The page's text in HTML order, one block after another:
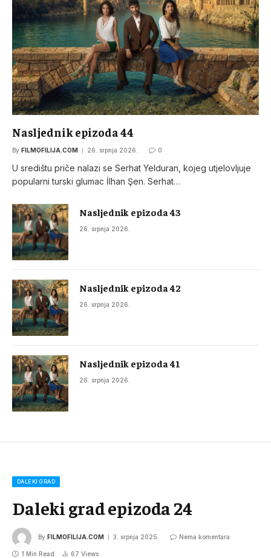
Nasljednik epizoda 44
By FILMOFILIJA.COM 26. srpnja 2026. 0
U središtu priče nalazi se Serhat Yelduran, kojeg utjelovljuje
popularni turski glumac İlhan Şen. Serhat…
Nasljednik epizoda 43
26. srpnja 2026.
Nasljednik epizoda 42
26. srpnja 2026.
Nasljednik epizoda 41
26. srpnja 2026.
DALEKI GRAD
Daleki grad epizoda 24
By FILMOFILIJA.COM 3. srpnja 2025. Nema komentara
1 Min Read 67 Views